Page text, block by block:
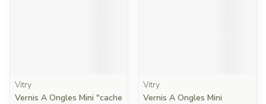
Vitry
Vernis A Ongles Mini "cache
Vitry
Vernis A Ongles Mini